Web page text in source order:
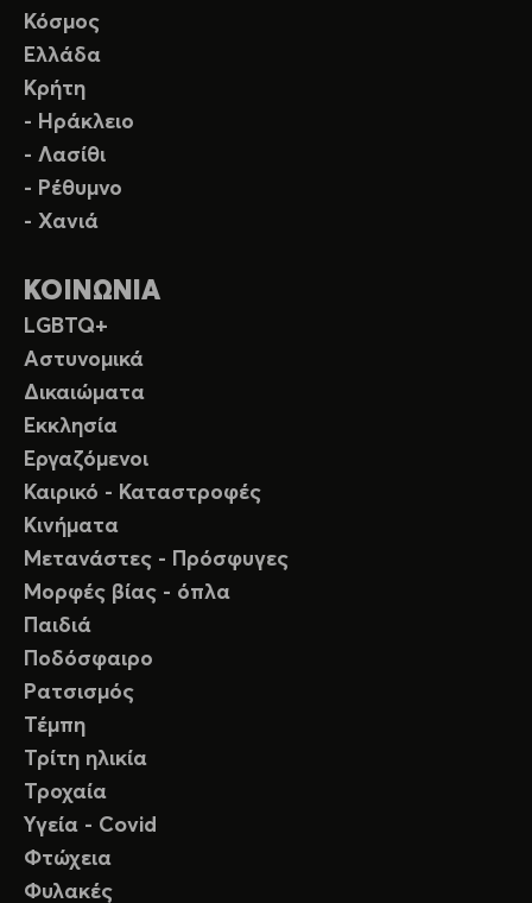
Κόσμος
Ελλάδα
Κρήτη
- Ηράκλειο
- Λασίθι
- Ρέθυμνο
- Χανιά
ΚΟΙΝΩΝΙΑ
LGBTQ+
Αστυνομικά
Δικαιώματα
Εκκλησία
Εργαζόμενοι
Καιρικό - Καταστροφές
Κινήματα
Μετανάστες - Πρόσφυγες
Μορφές βίας - όπλα
Παιδιά
Ποδόσφαιρο
Ρατσισμός
Τέμπη
Τρίτη ηλικία
Τροχαία
Υγεία - Covid
Φτώχεια
Φυλακές